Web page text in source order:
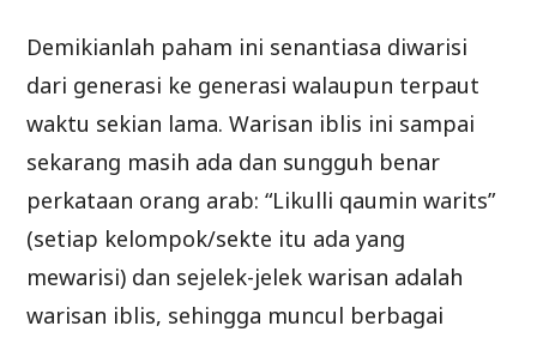
Demikianlah paham ini senantiasa diwarisi
dari generasi ke generasi walaupun terpaut
waktu sekian lama. Warisan iblis ini sampai
sekarang masih ada dan sungguh benar
perkataan orang arab: “Likulli qaumin warits”
(setiap kelompok/sekte itu ada yang
mewarisi) dan sejelek-jelek warisan adalah
warisan iblis, sehingga muncul berbagai